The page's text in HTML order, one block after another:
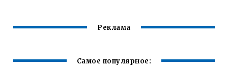
Реклама
Самое популярное: